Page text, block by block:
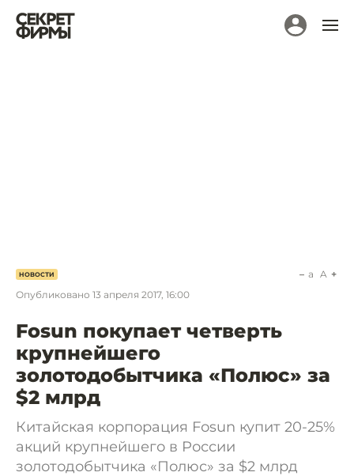
НОВОСТИ
Опубликовано 13 апреля 2017, 16:00
a A
Fоsun покупает четверть
крупнейшего
золотодобытчика «Полюс» за
$2 млрд
Китайская корпорация Fоsun купит 20-25%
акций крупнейшего в России
золотодобытчика «Полюс» за $2 млрд